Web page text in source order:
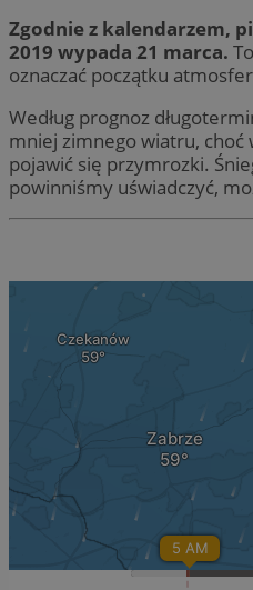
Zgodnie z kalendarzem,
2019 wypada 21 marca.
oznaczać początku
Według prognoz
mniej zimnego wiatru, choć
pojawić się przymrozki.
powinniśmy uświadczyć,